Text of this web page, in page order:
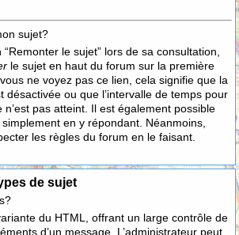
sujet?
le sujet” lors de sa consultation,
le sujet en haut du forum sur la première
ne voyez pas ce lien, cela signifie que la
désactivée ou que l’intervalle de temps pour
pas atteint. Il est également possible
en y répondant. Néanmoins,
les règles du forum en le faisant.
de sujet
du HTML, offrant un large contrôle de
d’un message. L’administrateur peut